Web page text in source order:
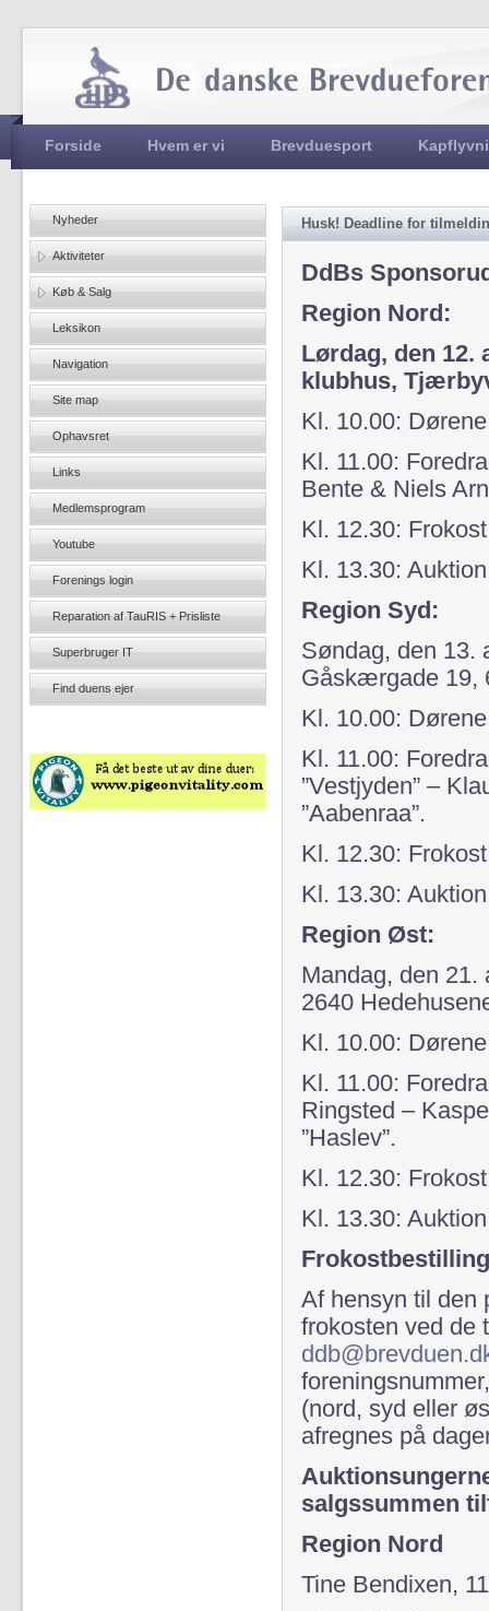
Hovedmenu
Forside Hvem er vi Brevduesport
Husk! Deadline for
DdBs
Region Nord:
Lørdag, den 12.
klubhus,
Kl. 10.00:
Kl. 11.00:
Bente & Niels
Kl. 12.30: Frokost
Kl. 13.30: Auktion
Region Syd:
Søndag, den 13.
Gåskærgade 19,
Kl. 10.00:
Kl. 11.00:
”Vestjyden” –
”Aabenraa”.
Kl. 12.30: Frokost
Kl. 13.30: Auktion
Region Øst:
Mandag, den 21.
2640
Kl. 10.00:
Kl. 11.00:
Ringsted –
”Haslev”.
Kl. 12.30: Frokost
Kl. 13.30: Auktion
Af hensyn til den
frokosten ved de
(nord, syd eller
afregnes på
salgssummen
Region Nord
Tine Bendixen,
Nyheder
Aktiviteter
Køb & Salg
Leksikon
Navigation
Site map
Ophavsret
Links
Medlemsprogram
Youtube
Forenings login
Reparation af TauRIS + Prisliste
Superbruger IT
Find duens ejer